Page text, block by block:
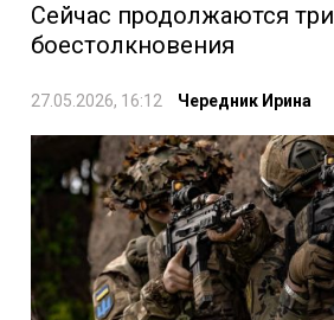
Сейчас продолжаются три
боестолкновения
27.05.2026, 16:12 Чередник Ирина